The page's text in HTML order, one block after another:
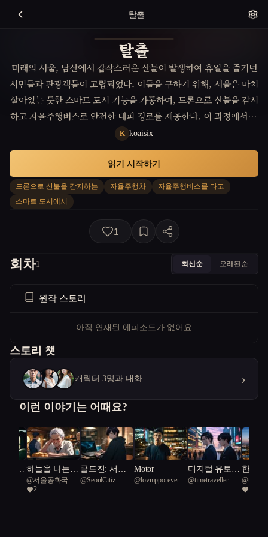
탈출
탈출
미래의 서울, 남산에서 갑작스러운 산불이 발생하여 휴일을 즐기던
시민들과 관광객들이 고립되었다. 이들을 구하기 위해, 서울은 마치
살아있는 듯한 스마트 도시 기능을 가동하여, 드론으로 산불을 감시
하고 자율주행버스로 안전한 대피 경로를 제공한다. 이 과정에서 시
민들은 놀라운 기술 뿐만 아니라 서로를 향한 따스한 연대감을 경험
하게 된다.
K koaisix
드론으로 산불을 감지하는 자율주행차
자율주행버스를 타고
스마트 도시에서
읽기 시작하기
1
회차1 최신순 오래된순
원작 스토리
아직 연재된 에피소드가 없어요
스토리 챗
캐릭터 3명과 대화 ›
이런 이야기는 어때요?
려준
국일
하늘을 나는
붕어빵
@서울공화국일
급시민
2
콜드진: 서울
프로토콜
@SeoulCitiz
Motor
@lovmpporever
디지털 유토피
아의 구원자들
@timetraveller
한강
수호자
@